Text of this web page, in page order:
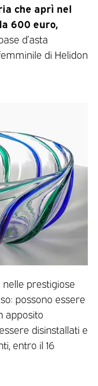
che aprì nel
600 euro,
d’asta
di Helidon
prestigiose
possono essere
apposito
disinstallati e
entro il 16